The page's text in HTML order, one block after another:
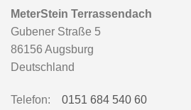
MeterStein Terrassendach
Gubener Straße 5
86156 Augsburg
Deutschland
Telefon: 0151 684 540 60